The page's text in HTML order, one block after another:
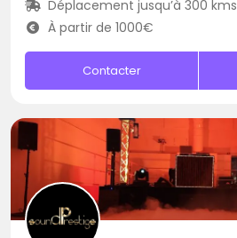
Déplacement jusqu’à 300 kms
À partir de 1000€
Contacter